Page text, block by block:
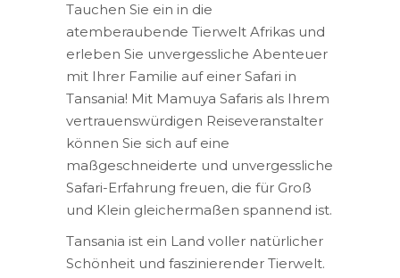
Tauchen Sie ein in die
atemberaubende Tierwelt Afrikas und
erleben Sie unvergessliche Abenteuer
mit Ihrer Familie auf einer Safari in
Tansania! Mit Mamuya Safaris als Ihrem
vertrauenswürdigen Reiseveranstalter
können Sie sich auf eine
maßgeschneiderte und unvergessliche
Safari-Erfahrung freuen, die für Groß
und Klein gleichermaßen spannend ist.
Tansania ist ein Land voller natürlicher
Schönheit und faszinierender Tierwelt.